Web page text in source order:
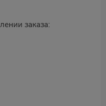
заказа: